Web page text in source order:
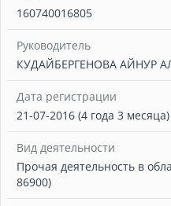
160740016805
Руководитель
КУДАЙБЕРГЕНОВА АЙНУР
Дата регистрации
21-07-2016 (4 года 3 месяца)
Вид деятельности
Прочая деятельность в
86900)